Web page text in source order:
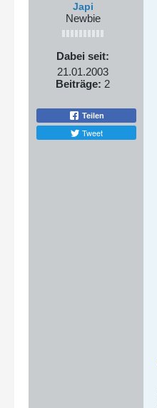
Japi
Newbie
Dabei seit:
21.01.2003
Beiträge: 2
Teilen
Tweet